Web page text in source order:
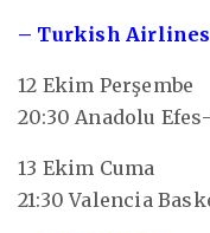
– Turkish Airlines
12 Ekim Perşembe
20:30 Anadolu
13 Ekim Cuma
21:30 Valencia